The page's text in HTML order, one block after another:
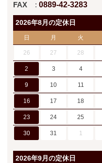
FAX
0889-42-3283
2026年8月の定休日
日 月 火
26 27 28
2 3 4
9 10 11
16 17 18
23 24 25
30 31 1
2026年9月の定休日